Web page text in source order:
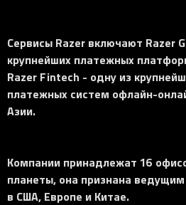
Сервисы Razer включают Razer
крупнейших платежных
Razer Fintech - одну из
платежных систем офлайн-
Азии.
Компании принадлежат 16
планеты, она признана
в США, Европе и Китае.